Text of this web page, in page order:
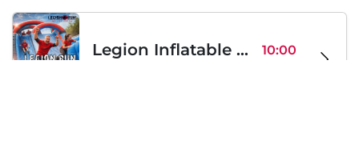
Legion Inflatable Family Run - Sofia 10:00